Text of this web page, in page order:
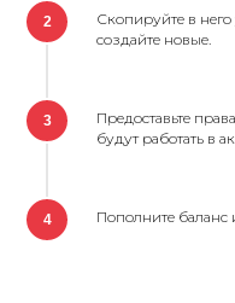
2
Скопируйте в
создайте новые.
3
Предоставьте
будут работать в
4 Пополните баланс